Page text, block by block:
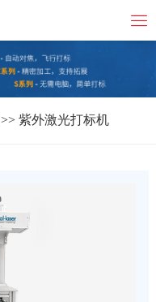
>> 紫外激光打标机